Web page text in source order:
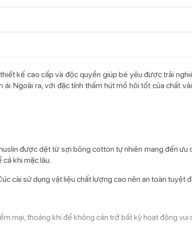
kế cao cấp và độc quyền giúp bé yêu được trải
Ngoài ra, với đặc tính thấm hút mồ hôi tốt của chất
được dệt từ sợi bông cotton tự nhiên mang đến ưu
khi mặc lâu.
cài sử dụng vật liệu chất lượng cao nên an toàn tuyệt
mại, thoáng khí để không cản trở bất kỳ hoạt động vui